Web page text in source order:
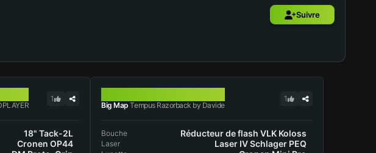
Suivre
1
18" Tack-2L
Cronen OP44
Big Map Tempus Razorback by Davide
1
Bouche Réducteur de flash VLK Koloss
Laser Laser IV Schlager PEQ